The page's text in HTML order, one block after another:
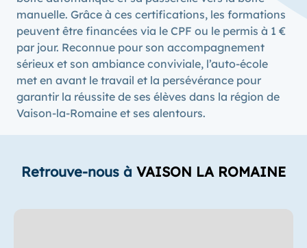
manuelle. Grâce à ces certifications, les formations
peuvent être financées via le CPF ou le permis à 1 €
par jour. Reconnue pour son accompagnement
sérieux et son ambiance conviviale, l’auto-école
met en avant le travail et la persévérance pour
garantir la réussite de ses élèves dans la région de
Vaison-la-Romaine et ses alentours.
Retrouve-nous à VAISON LA ROMAINE